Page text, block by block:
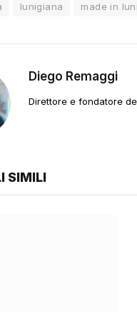
lunigiana made in
Diego Remaggi
Direttore e fondatore
SIMILI